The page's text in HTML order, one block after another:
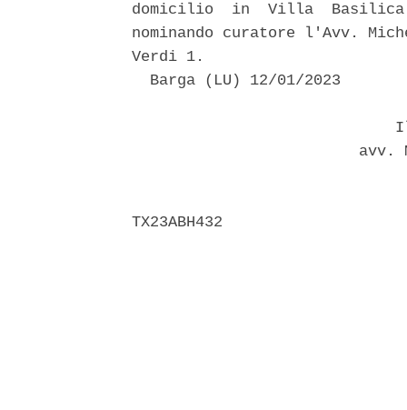
domicilio  in  Villa  Basilica
nominando curatore l'Avv.
Verdi 1.
  Barga (LU) 12/01/2023